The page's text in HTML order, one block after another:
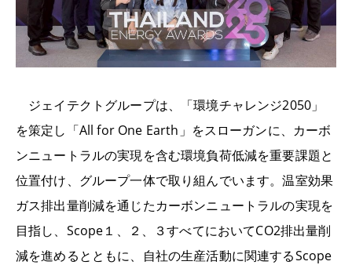
ジェイテクトグループは、「環境チャレンジ2050」
を策定し「All for One Earth」をスローガンに、カーボ
ンニュートラルの実現を含む環境負荷低減を重要課題と
位置付け、グループ一体で取り組んでいます。温室効果
ガス排出量削減を通じたカーボンニュートラルの実現を
目指し、Scope１、２、３すべてにおいてCO2排出量削
減を進めるとともに、自社の生産活動に関連するScope